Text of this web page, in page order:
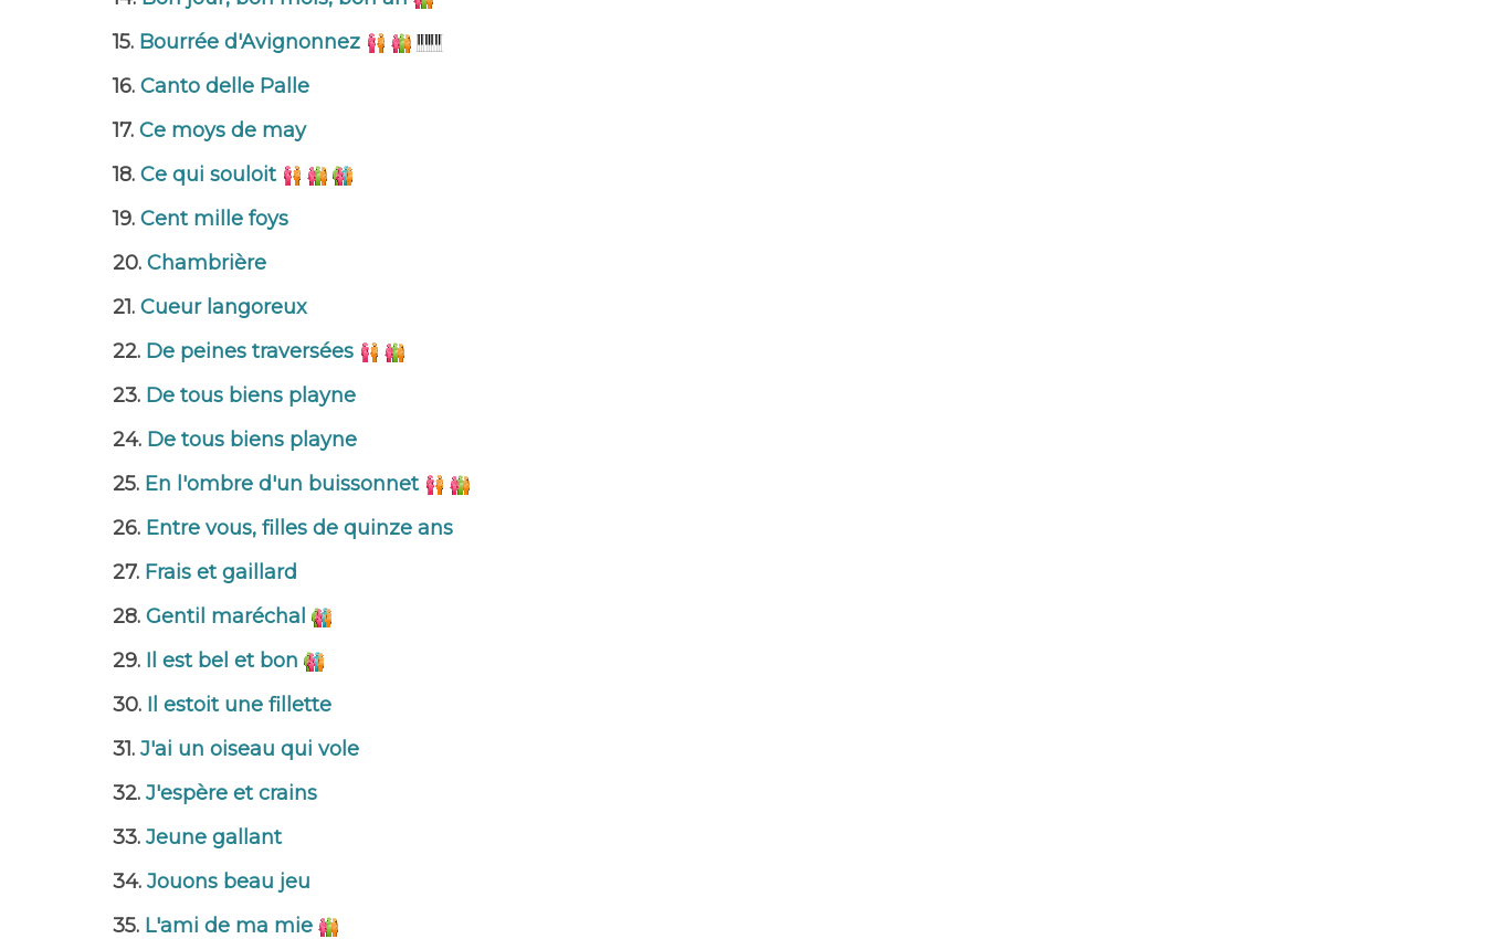
15. Bourrée d'Avignonnez
16. Canto delle Palle
17. Ce moys de may
18. Ce qui souloit
19. Cent mille foys
20. Chambrière
21. Cueur langoreux
22. De peines traversées
23. De tous biens playne
24. De tous biens playne
25. En l'ombre d'un buissonnet
26. Entre vous, filles de quinze ans
27. Frais et gaillard
28. Gentil maréchal
29. Il est bel et bon
30. Il estoit une fillette
31. J'ai un oiseau qui vole
32. J'espère et crains
33. Jeune gallant
34. Jouons beau jeu
35. L'ami de ma mie